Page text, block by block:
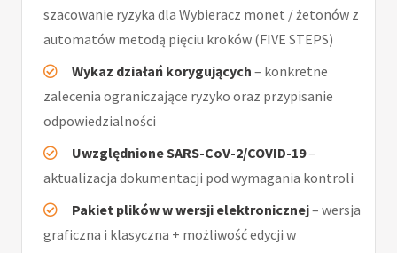
szacowanie ryzyka dla Wybieracz monet / żetonów z
automatów metodą pięciu kroków (FIVE STEPS)
Wykaz działań korygujących – konkretne
zalecenia ograniczające ryzyko oraz przypisanie
odpowiedzialności
Uwzględnione SARS-CoV-2/COVID-19–
aktualizacja dokumentacji pod wymagania kontroli
Pakiet plików w wersji elektronicznej– wersja
graficzna i klasyczna + możliwość edycji w